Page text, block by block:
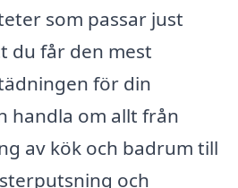
som passar just
du får den mest
för din
handla om allt från
av kök och badrum till
och